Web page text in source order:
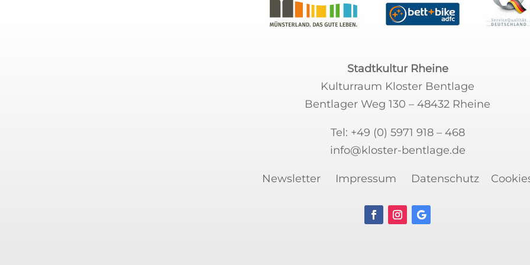
Stadtkultur Rheine
Kulturraum Kloster Bentlage
Bentlager Weg 130 – 48432 Rheine
Tel: +49 (0) 5971 918 – 468
info@kloster-bentlage.de
Newsletter Impressum Datenschutz